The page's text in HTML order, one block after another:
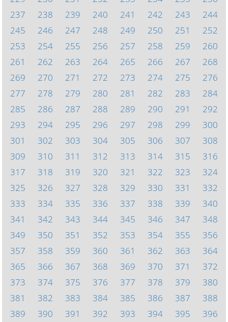
237
238 239 240 241 242 243
244
245
246 247 248 249 250 251
252
253
254 255 256 257 258 259
260
261
262 263 264 265 266 267
268
269
270 271 272 273 274 275
276
277
278 279 280 281 282 283
284
285
286 287 288 289 290 291
292
293
294 295 296 297 298 299
300
301
302 303 304 305 306 307
308
309
310 311 312 313 314 315
316
317
318 319 320 321 322 323
324
325
326 327 328 329 330 331
332
333
334 335 336 337 338 339
340
341
342 343 344 345 346 347
348
349
350 351 352 353 354 355
356
357
358 359 360 361 362 363
364
365
366 367 368 369 370 371
372
373
374 375 376 377 378 379
380
381
382 383 384 385 386 387
388
389
390 391 392 393 394 395 396